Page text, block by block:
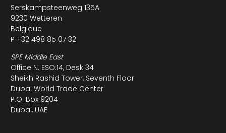
Serskampsteenweg 135A
9230 Wetteren
Belgique
P +32 498 85 07 32
SPE Middle East
Office N. ESO:14, Desk 34
Sheikh Rashid Tower, Seventh Floor
Dubai World Trade Center
P.O. Box 9204
Dubai, UAE